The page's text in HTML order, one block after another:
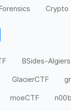
Crypto
BSides-Algiers
GlacierCTF
moeCTF